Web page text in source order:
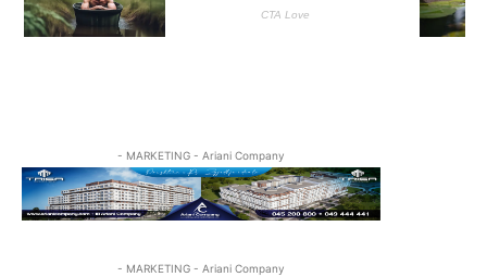
- MARKETING - Ariani Company
- MARKETING - Ariani Company